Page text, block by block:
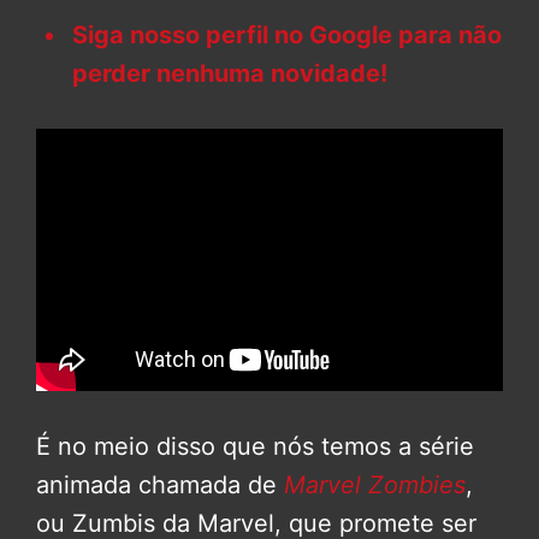
Siga nosso perfil no Google para não
perder nenhuma novidade!
É no meio disso que nós temos a série
animada chamada de Marvel Zombies,
ou Zumbis da Marvel, que promete ser